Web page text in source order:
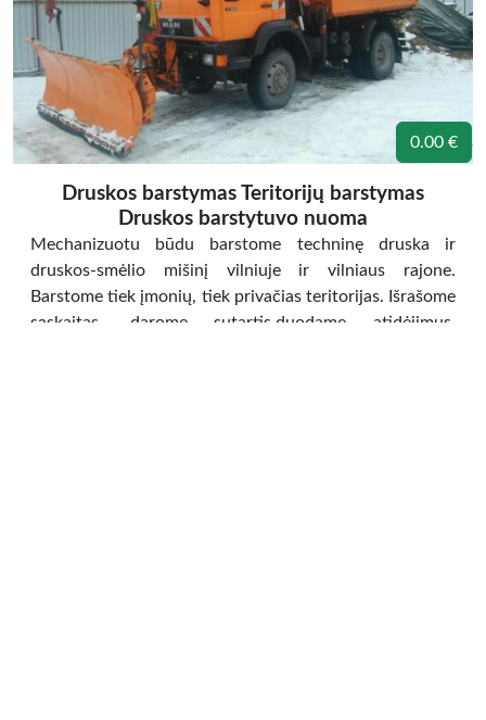
0.00 €
Druskos barstymas Teritorijų barstymas
Druskos barstytuvo nuoma
Mechanizuotu būdu barstome techninę druska ir
druskos-smėlio mišinį vilniuje ir vilniaus rajone.
Barstome tiek įmonių, tiek privačias teritorijas. Išrašome
sąskaitas, darome sutartis,duodame atidėjimus.